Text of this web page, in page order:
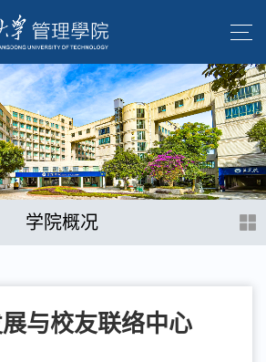
学院概况
与校友联络中心